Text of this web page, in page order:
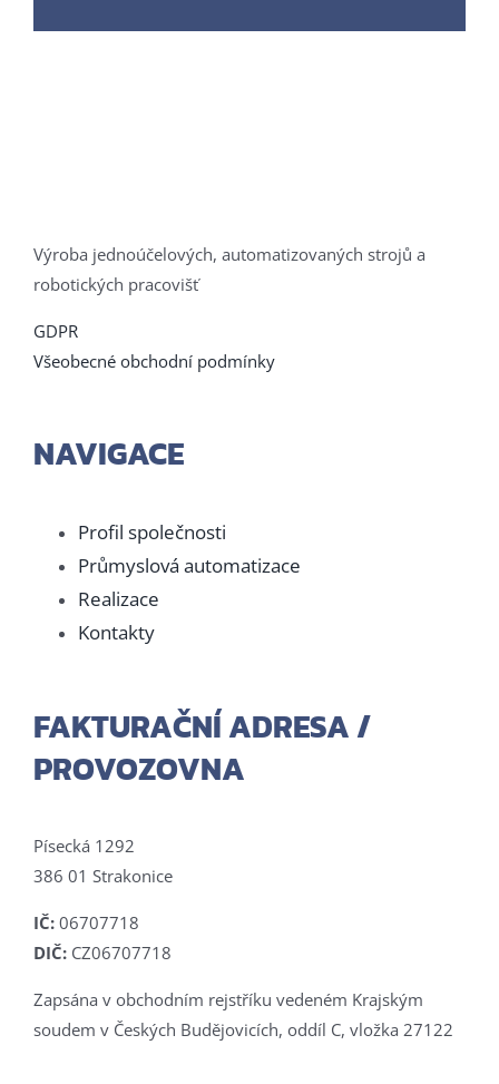
Výroba jednoúčelových, automatizovaných strojů a
robotických pracovišť
GDPR
Všeobecné obchodní podmínky
NAVIGACE
Profil společnosti
Průmyslová automatizace
Realizace
Kontakty
FAKTURAČNÍ ADRESA /
PROVOZOVNA
Písecká 1292
386 01 Strakonice
IČ: 06707718
DIČ: CZ06707718
Zapsána v obchodním rejstříku vedeném Krajským
soudem v Českých Budějovicích, oddíl C, vložka 27122